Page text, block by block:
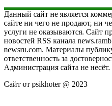
Данный сайт не является
сайте ни чего не продают, ни
услуги не оказываются. Сайт
новостей RSS канала
newsru.com. Материалы
ответственность за
Администрация сайта не несёт.
Сайт от psikhoter @ 2023